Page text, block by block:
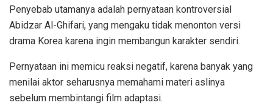
Penyebab utamanya adalah pernyataan kontroversial
Abidzar Al-Ghifari, yang mengaku tidak menonton versi
drama Korea karena ingin membangun karakter sendiri.
Pernyataan ini memicu reaksi negatif, karena banyak yang
menilai aktor seharusnya memahami materi aslinya
sebelum membintangi film adaptasi.